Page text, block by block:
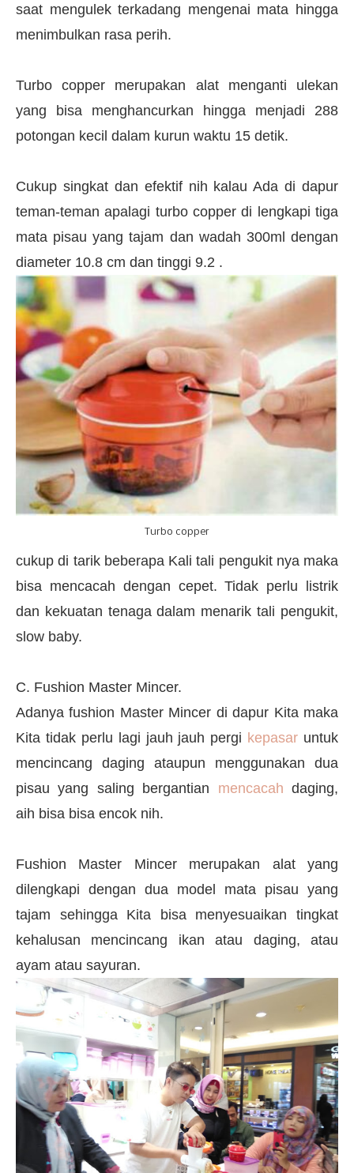
saat mengulek terkadang mengenai mata hingga
menimbulkan rasa perih.
Turbo copper merupakan alat menganti ulekan
yang bisa menghancurkan hingga menjadi 288
potongan kecil dalam kurun waktu 15 detik.
Cukup singkat dan efektif nih kalau Ada di dapur
teman-teman apalagi turbo copper di lengkapi tiga
mata pisau yang tajam dan wadah 300ml dengan
diameter 10.8 cm dan tinggi 9.2 .
Turbo copper
cukup di tarik beberapa Kali tali pengukit nya maka
bisa mencacah dengan cepet. Tidak perlu listrik
dan kekuatan tenaga dalam menarik tali pengukit,
slow baby.
C. Fushion Master Mincer.
Adanya fushion Master Mincer di dapur Kita maka
Kita tidak perlu lagi jauh jauh pergi kepasar untuk
mencincang daging ataupun menggunakan dua
pisau yang saling bergantian mencacah daging,
aih bisa bisa encok nih.
Fushion Master Mincer merupakan alat yang
dilengkapi dengan dua model mata pisau yang
tajam sehingga Kita bisa menyesuaikan tingkat
kehalusan mencincang ikan atau daging, atau
ayam atau sayuran.